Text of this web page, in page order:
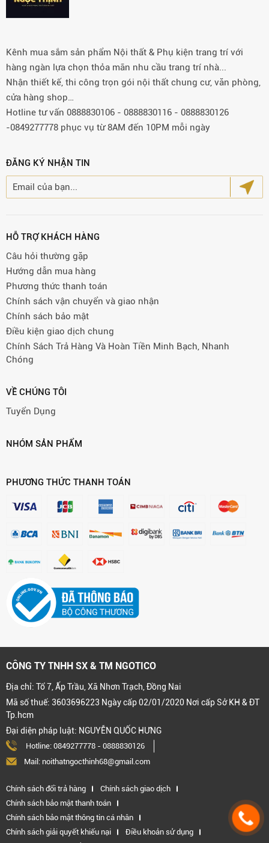
Kênh mua sắm sản phẩm Nội thất & Phụ kiện trang trí với
hàng ngàn lựa chọn thỏa mãn nhu cầu trang trí nhà...
Nhận thiết kế, thi công trọn gói nội thất chung cư, văn phòng,
cửa hàng shop…
Hotline tư vấn 0888830106 - 0888830116 - 0888830126
-0849277778 phục vụ từ 8AM đến 10PM mỗi ngày
ĐĂNG KÝ NHẬN TIN
HỖ TRỢ KHÁCH HÀNG
Câu hỏi thường gặp
Hướng dẫn mua hàng
Phương thức thanh toán
Chính sách vận chuyển và giao nhận
Chính sách bảo mật
Điều kiện giao dịch chung
Chính Sách Trả Hàng Và Hoàn Tiền Minh Bạch, Nhanh
Chóng
VỀ CHÚNG TÔI
Tuyển Dụng
NHÓM SẢN PHẨM
PHƯƠNG THỨC THANH TOÁN
CÔNG TY TNHH SX & TM NGOTICO
Địa chỉ: Tổ 7, Ấp Trầu, Xã Nhơn Trạch, Đồng Nai
Mã số thuế: 3603696223 Ngày cấp 02/01/2020 Nơi cấp Sở KH & ĐT
Tp.hcm
Đại diện pháp luật: NGUYỄN QUỐC HƯNG
Hotline: 0849277778 - 0888830126
Mail: noithatngocthinh68@gmail.com
Chính sách đổi trả hàng
Chính sách giao dịch
Chính sách bảo mật thanh toán
Chính sách bảo mật thông tin cá nhân
Chính sách giải quyết khiếu nại
Điều khoản sử dụng